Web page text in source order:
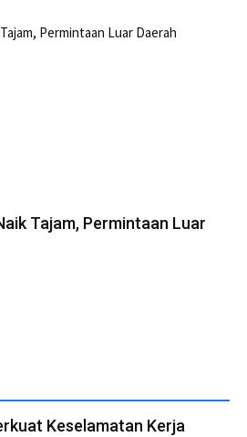
Tajam, Permintaan Luar
Keselamatan Kerja